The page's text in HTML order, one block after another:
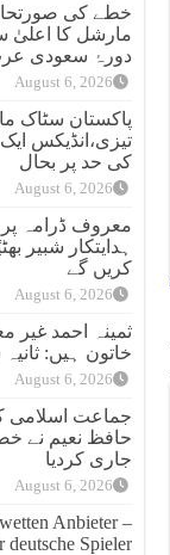
خطے کی
مارشل کا اعلیٰ
دورۂ سعودی
August 6, 2026
پاکستان سٹاک
کی حد پر بحال
August 6, 2026
معروف ڈرامہ
ہدایتکار شبیر
کریں گے
August 6, 2026
ثمینہ احمد غیر
خاتون ہیں:
August 6, 2026
حافظ نعیم نے
جاری کردیا
August 6, 2026
Anbieter –
Spieler